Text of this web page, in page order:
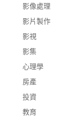
影像處理
影片製作
影視
影集
心理學
房產
投資
教育